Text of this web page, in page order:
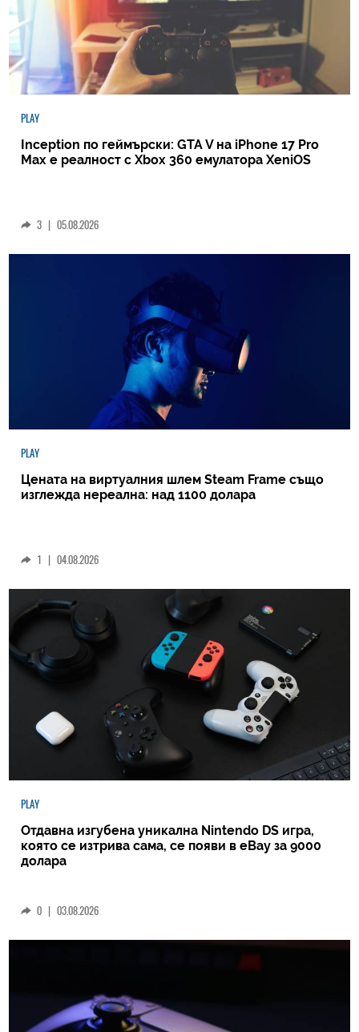
PLAY
Inception по геймърски: GTA V на iPhone 17 Pro
Max е реалност с Xbox 360 емулатора XeniOS
3 | 05.08.2026
PLAY
Цената на виртуалния шлем Steam Frame също
изглежда нереална: над 1100 долара
1 | 04.08.2026
PLAY
Отдавна изгубена уникална Nintendo DS игра,
която се изтрива сама, се появи в eBay за 9000
долара
0 | 03.08.2026